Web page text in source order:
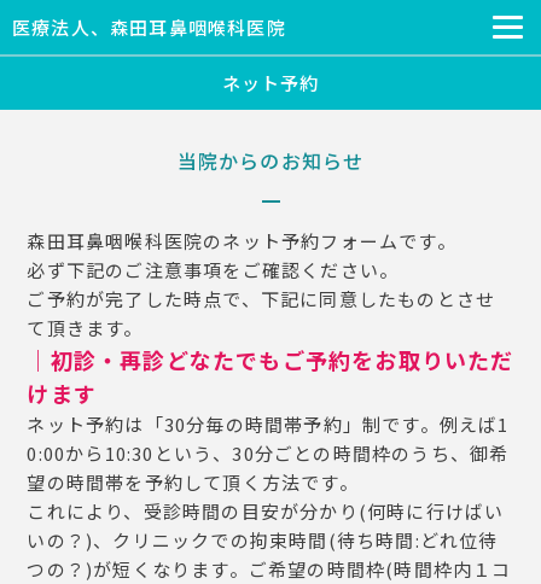
医療法人、森田耳鼻咽喉科医院
ネット予約
当院からのお知らせ
森田耳鼻咽喉科医院のネット予約フォームです。
必ず下記のご注意事項をご確認ください。
ご予約が完了した時点で、下記に同意したものとさせ
て頂きます。
｜初診・再診どなたでもご予約をお取りいただ
けます
ネット予約は「30分毎の時間帯予約」制です。例えば1
0:00から10:30という、30分ごとの時間枠のうち、御希
望の時間帯を予約して頂く方法です。
これにより、受診時間の目安が分かり(何時に行けばい
いの？)、クリニックでの拘束時間(待ち時間:どれ位待
つの？)が短くなります。ご希望の時間枠(時間枠内１コ